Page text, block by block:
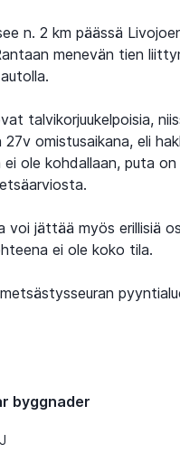
n. 2 km päässä
menevän tien
talvikorjuukelpoisia,
27v omistusaikana, eli
ei ole kohdallaan, puta
voi jättää myös erillisiä
ei ole koko tila.
byggnader